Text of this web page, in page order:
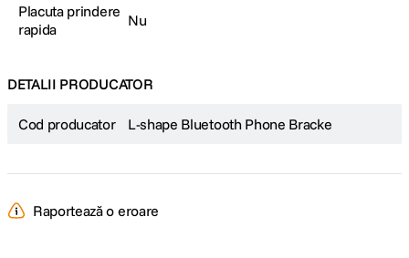
Placuta prindere
rapida
Nu
DETALII PRODUCATOR
Cod producator L-shape Bluetooth Phone Bracke
Raportează o eroare